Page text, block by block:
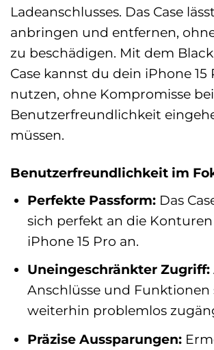
Ladeanschlusses. Das Case
anbringen und entfernen,
zu beschädigen. Mit dem
Case kannst du dein iPhone
nutzen, ohne Kompromisse
Benutzerfreundlichkeit
müssen.
Benutzerfreundlichkeit im
Perfekte Passform: Das
sich perfekt an die
iPhone 15 Pro an.
Uneingeschränkter Zugriff:
Anschlüsse und Funktionen
weiterhin problemlos
Präzise Aussparungen: